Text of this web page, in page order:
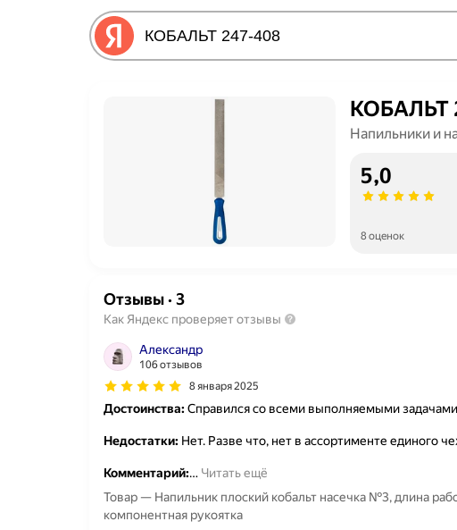
КОБАЛЬТ
Напильники и
5,0
8 оценок
Отзывы· 3
Как Яндекс проверяет отзывы
Александр
106 отзывов
8 января 2025
Достоинства:Справился со всеми выполняемыми
Недостатки: Нет. Разве что, нет в ассортименте единого
Комментарий:… Читать ещё
Товар — Напильник плоский кобальт насечка №3, длина
компонентная рукоятка